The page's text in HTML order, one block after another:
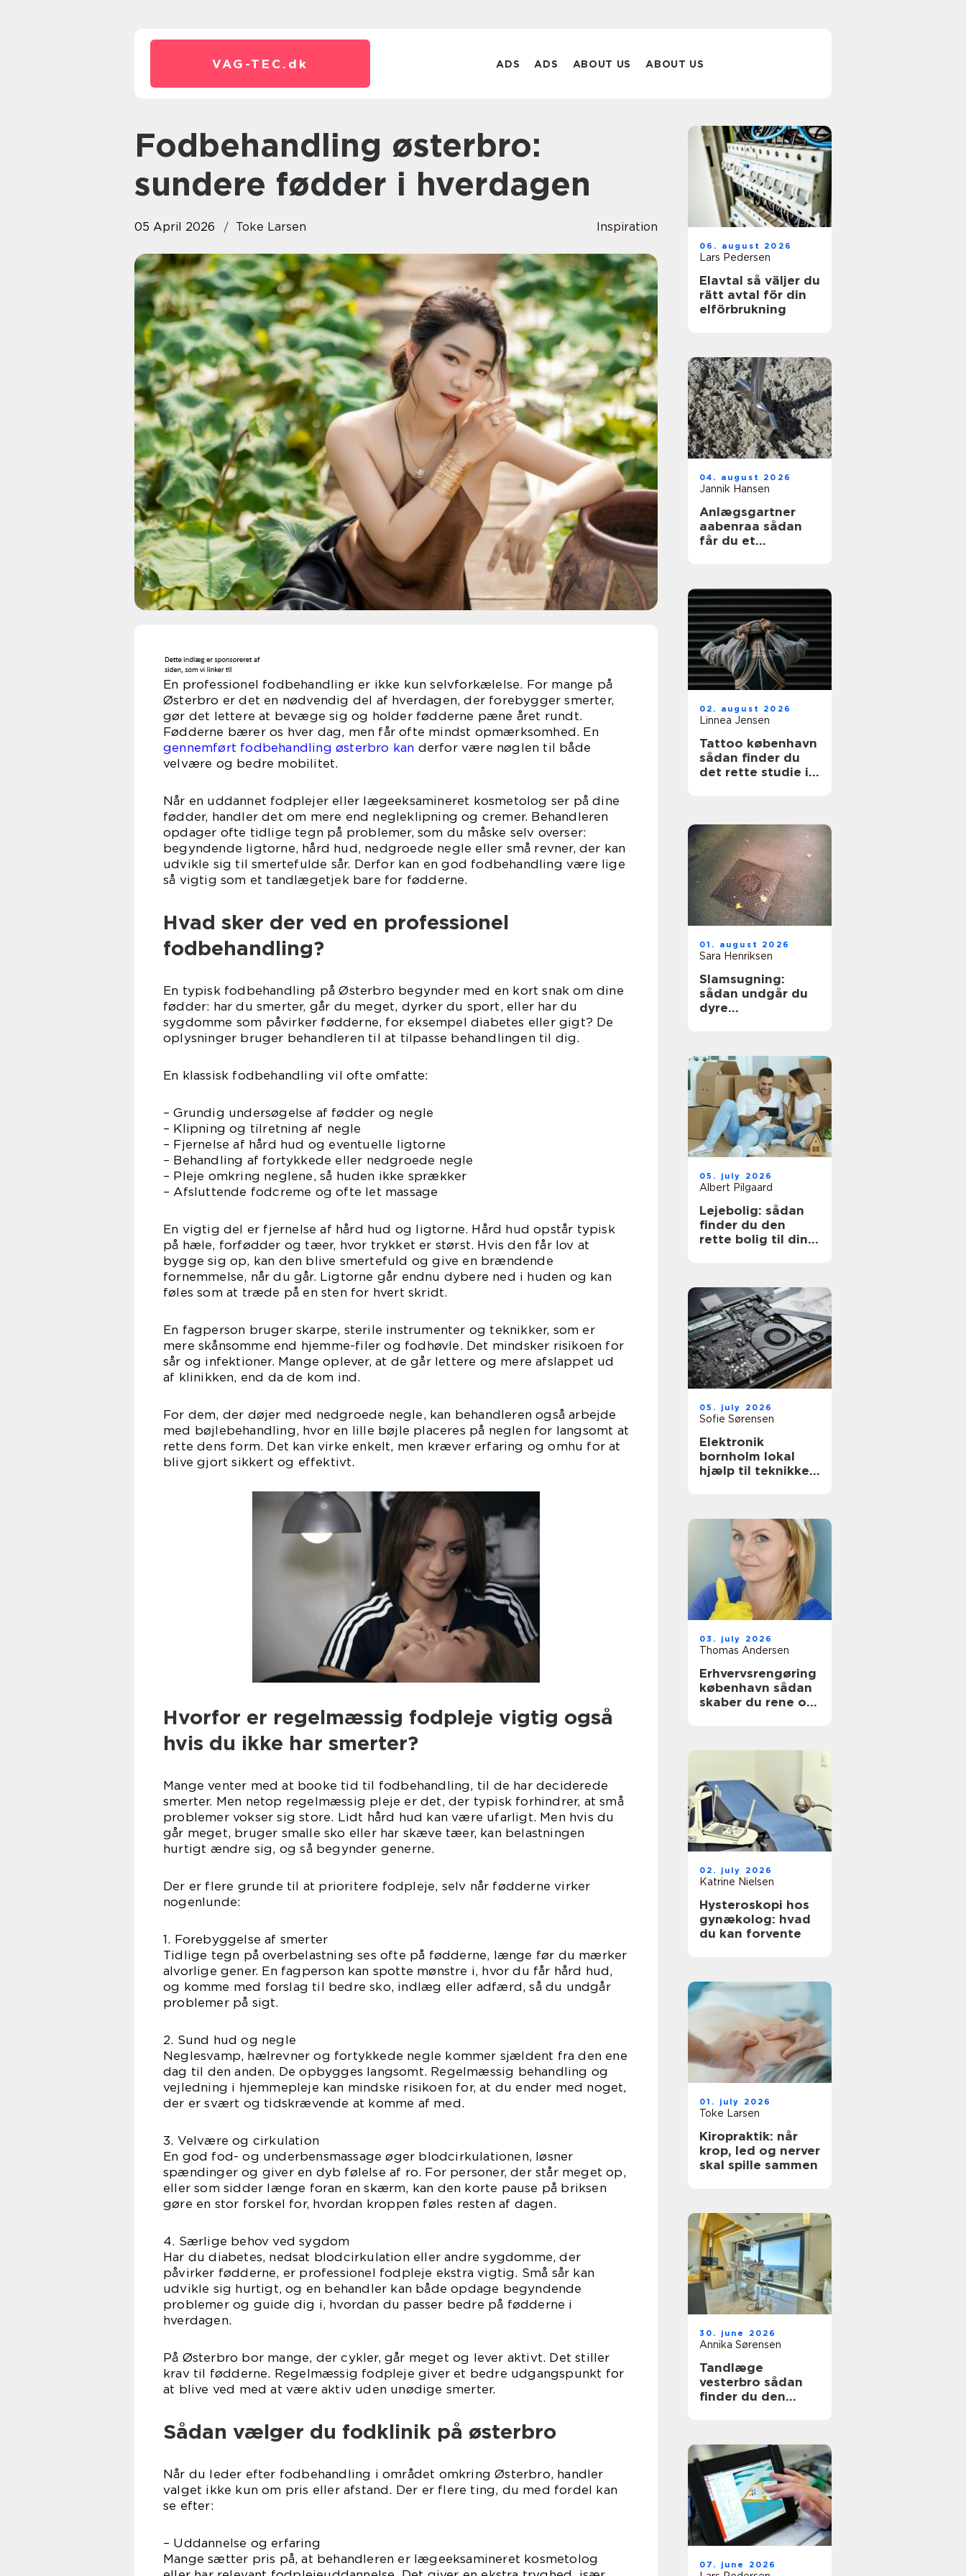
VAG-TEC. dk ADS ADS ABOUT US ABOUT US
Fodbehandling østerbro:
sundere fødder i hverdagen
05 April 2026 Toke Larsen Inspiration
En professionel fodbehandling er ikke kun selvforkælelse. For mange på
Østerbro er det en nødvendig del af hverdagen, der forebygger smerter,
gør det lettere at bevæge sig og holder fødderne pæne året rundt.
Fødderne bærer os hver dag, men får ofte mindst opmærksomhed. En
gennemført fodbehandling østerbro kan derfor være nøglen til både
velvære og bedre mobilitet.
Når en uddannet fodplejer eller lægeeksamineret kosmetolog ser på dine
fødder, handler det om mere end negleklipning og cremer. Behandleren
opdager ofte tidlige tegn på problemer, som du måske selv overser:
begyndende ligtorne, hård hud, nedgroede negle eller små revner, der kan
udvikle sig til smertefulde sår. Derfor kan en god fodbehandling være lige
så vigtig som et tandlægetjek bare for fødderne.
Hvad sker der ved en professionel
fodbehandling?
En typisk fodbehandling på Østerbro begynder med en kort snak om dine
fødder: har du smerter, går du meget, dyrker du sport, eller har du
sygdomme som påvirker fødderne, for eksempel diabetes eller gigt? De
oplysninger bruger behandleren til at tilpasse behandlingen til dig.
En klassisk fodbehandling vil ofte omfatte:
– Grundig undersøgelse af fødder og negle
– Klipning og tilretning af negle
– Fjernelse af hård hud og eventuelle ligtorne
– Behandling af fortykkede eller nedgroede negle
– Pleje omkring neglene, så huden ikke sprækker
– Afsluttende fodcreme og ofte let massage
En vigtig del er fjernelse af hård hud og ligtorne. Hård hud opstår typisk
på hæle, forfødder og tæer, hvor trykket er størst. Hvis den får lov at
bygge sig op, kan den blive smertefuld og give en brændende
fornemmelse, når du går. Ligtorne går endnu dybere ned i huden og kan
føles som at træde på en sten for hvert skridt.
En fagperson bruger skarpe, sterile instrumenter og teknikker, som er
mere skånsomme end hjemme-filer og fodhøvle. Det mindsker risikoen for
sår og infektioner. Mange oplever, at de går lettere og mere afslappet ud
af klinikken, end da de kom ind.
For dem, der døjer med nedgroede negle, kan behandleren også arbejde
med bøjlebehandling, hvor en lille bøjle placeres på neglen for langsomt at
rette dens form. Det kan virke enkelt, men kræver erfaring og omhu for at
blive gjort sikkert og effektivt.
Hvorfor er regelmæssig fodpleje vigtig også
hvis du ikke har smerter?
Mange venter med at booke tid til fodbehandling, til de har deciderede
smerter. Men netop regelmæssig pleje er det, der typisk forhindrer, at små
problemer vokser sig store. Lidt hård hud kan være ufarligt. Men hvis du
går meget, bruger smalle sko eller har skæve tæer, kan belastningen
hurtigt ændre sig, og så begynder generne.
Der er flere grunde til at prioritere fodpleje, selv når fødderne virker
nogenlunde:
1. Forebyggelse af smerter
Tidlige tegn på overbelastning ses ofte på fødderne, længe før du mærker
alvorlige gener. En fagperson kan spotte mønstre i, hvor du får hård hud,
og komme med forslag til bedre sko, indlæg eller adfærd, så du undgår
problemer på sigt.
2. Sund hud og negle
Neglesvamp, hælrevner og fortykkede negle kommer sjældent fra den ene
dag til den anden. De opbygges langsomt. Regelmæssig behandling og
vejledning i hjemmepleje kan mindske risikoen for, at du ender med noget,
der er svært og tidskrævende at komme af med.
3. Velvære og cirkulation
En god fod- og underbensmassage øger blodcirkulationen, løsner
spændinger og giver en dyb følelse af ro. For personer, der står meget op,
eller som sidder længe foran en skærm, kan den korte pause på briksen
gøre en stor forskel for, hvordan kroppen føles resten af dagen.
4. Særlige behov ved sygdom
Har du diabetes, nedsat blodcirkulation eller andre sygdomme, der
påvirker fødderne, er professionel fodpleje ekstra vigtig. Små sår kan
udvikle sig hurtigt, og en behandler kan både opdage begyndende
problemer og guide dig i, hvordan du passer bedre på fødderne i
hverdagen.
På Østerbro bor mange, der cykler, går meget og lever aktivt. Det stiller
krav til fødderne. Regelmæssig fodpleje giver et bedre udgangspunkt for
at blive ved med at være aktiv uden unødige smerter.
Sådan vælger du fodklinik på østerbro
Når du leder efter fodbehandling i området omkring Østerbro, handler
valget ikke kun om pris eller afstand. Der er flere ting, du med fordel kan
se efter:
– Uddannelse og erfaring
Mange sætter pris på, at behandleren er lægeeksamineret kosmetolog
06. august 2026
Lars Pedersen
Elavtal så väljer du
rätt avtal för din
elförbrukning
04. august 2026
Jannik Hansen
Anlægsgartner
aabenraa sådan
får du et
02. august 2026
Linnea Jensen
Tattoo københavn
sådan finder du
det rette studie i
01. august 2026
Sara Henriksen
Slamsugning:
sådan undgår du
dyre
05. july 2026
Albert Pilgaard
Lejebolig: sådan
finder du den
rette bolig til din
05. july 2026
Sofie Sørensen
Elektronik
bornholm lokal
hjælp til teknikken
03. july 2026
Thomas Andersen
Erhvervsrengøring
københavn sådan
skaber du rene og
02. july 2026
Katrine Nielsen
Hysteroskopi hos
gynækolog: hvad
du kan forvente
01. july 2026
Toke Larsen
Kiropraktik: når
krop, led og nerver
skal spille sammen
30. june 2026
Annika Sørensen
Tandlæge
vesterbro sådan
finder du den
07. june 2026